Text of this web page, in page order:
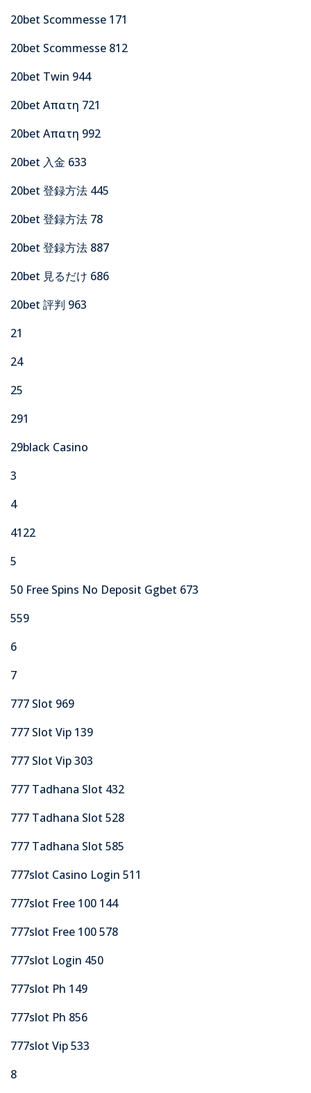
20bet Scommesse 171
20bet Scommesse 812
20bet Twin 944
20bet Απατη 721
20bet Απατη 992
20bet 入金 633
20bet 登録方法 445
20bet 登録方法 78
20bet 登録方法 887
20bet 見るだけ 686
20bet 評判 963
21
24
25
291
29black Casino
3
4
4122
5
50 Free Spins No Deposit Ggbet 673
559
6
7
777 Slot 969
777 Slot Vip 139
777 Slot Vip 303
777 Tadhana Slot 432
777 Tadhana Slot 528
777 Tadhana Slot 585
777slot Casino Login 511
777slot Free 100 144
777slot Free 100 578
777slot Login 450
777slot Ph 149
777slot Ph 856
777slot Vip 533
8